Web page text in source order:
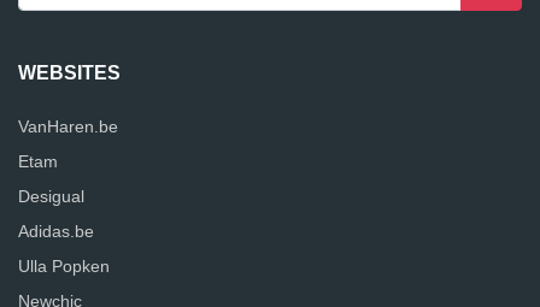
WEBSITES
VanHaren.be
Etam
Desigual
Adidas.be
Ulla Popken
Newchic